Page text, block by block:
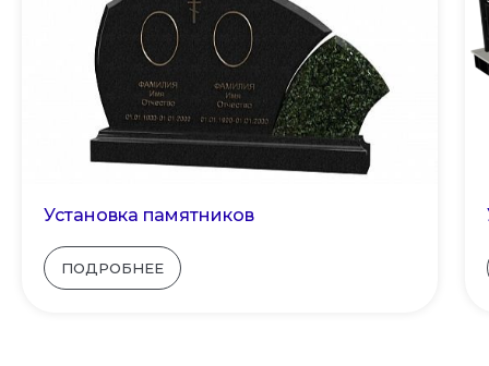
Установка памятников
ПОДРОБНЕЕ